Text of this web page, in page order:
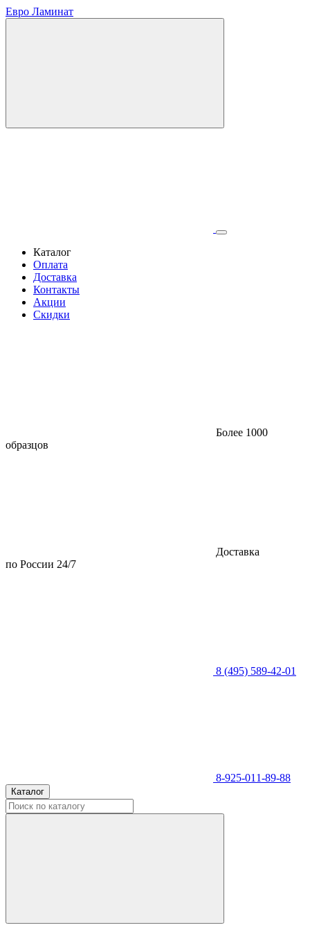
Евро Ламинат
Каталог
Оплата
Доставка
Контакты
Акции
Скидки
Более 1000
образцов
Доставка
по России 24/7
8 (495) 589-42-01
8-925-011-89-88
Каталог